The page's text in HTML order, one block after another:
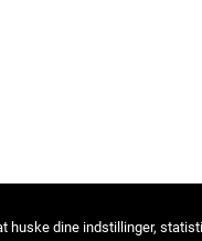
huske dine indstillinger,